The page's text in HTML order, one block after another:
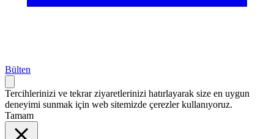
Bülten
Tercihlerinizi ve tekrar ziyaretlerinizi hatırlayarak size en uygun
deneyimi sunmak için web sitemizde çerezler kullanıyoruz.
Tamam